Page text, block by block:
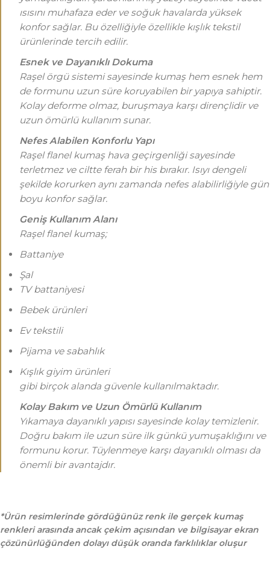
ısısını muhafaza eder ve soğuk havalarda yüksek
konfor sağlar. Bu özelliğiyle özellikle kışlık tekstil
ürünlerinde tercih edilir.
Esnek ve Dayanıklı Dokuma
Raşel örgü sistemi sayesinde kumaş hem esnek hem
de formunu uzun süre koruyabilen bir yapıya sahiptir.
Kolay deforme olmaz, buruşmaya karşı dirençlidir ve
uzun ömürlü kullanım sunar.
Nefes Alabilen Konforlu Yapı
Raşel flanel kumaş hava geçirgenliği sayesinde
terletmez ve ciltte ferah bir his bırakır. Isıyı dengeli
şekilde korurken aynı zamanda nefes alabilirliğiyle gün
boyu konfor sağlar.
Geniş Kullanım Alanı
Raşel flanel kumaş;
Battaniye
Şal
TV battaniyesi
Bebek ürünleri
Ev tekstili
Pijama ve sabahlık
Kışlık giyim ürünleri
gibi birçok alanda güvenle kullanılmaktadır.
Kolay Bakım ve Uzun Ömürlü Kullanım
Yıkamaya dayanıklı yapısı sayesinde kolay temizlenir.
Doğru bakım ile uzun süre ilk günkü yumuşaklığını ve
formunu korur. Tüylenmeye karşı dayanıklı olması da
önemli bir avantajdır.
*Ürün resimlerinde gördüğünüz renk ile gerçek kumaş
renkleri arasında ancak çekim açısından ve bilgisayar ekran
çözünürlüğünden dolayı düşük oranda farklılıklar oluşur